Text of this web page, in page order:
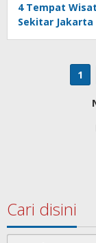
4 Tempat
Sekitar Jakarta
1
Cari disini